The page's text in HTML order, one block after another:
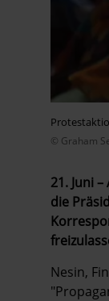
© Graham
21. Juni
die
Nesin,